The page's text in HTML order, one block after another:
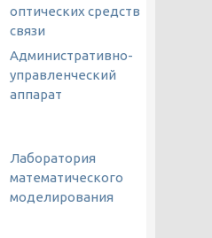
оптических средств
связи
Административно-
управленческий
аппарат
Лаборатория
математического
моделирования